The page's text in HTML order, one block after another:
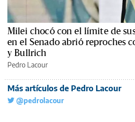
Milei chocó con el límite de
en el Senado abrió reproches
y Bullrich
Pedro Lacour
Más artículos de Pedro Lacour
@pedrolacour